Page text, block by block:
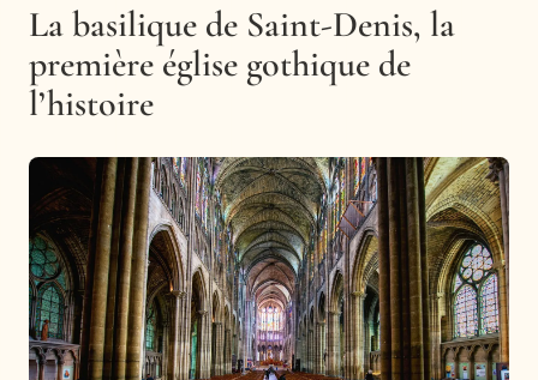
La basilique de Saint-Denis, la
première église gothique de
l’histoire